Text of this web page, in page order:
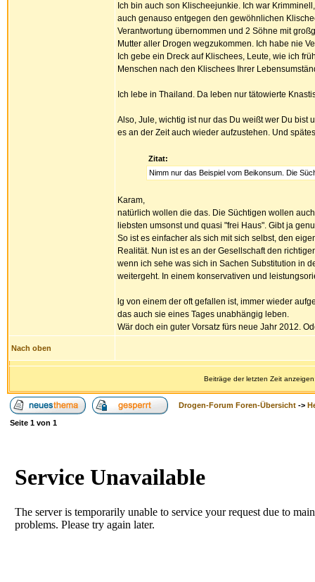
Ich bin auch son Klischeejunkie. Ich war
auch genauso entgegen den gewöhnlichen
Verantwortung übernommen und 2 Söhne mit
Mutter aller Drogen wegzukommen. Ich habe nie
Ich gebe ein Dreck auf Klischees, Leute, wie ich
Menschen nach den Klischees Ihrer
Ich lebe in Thailand. Da leben nur tätowierte
Also, Jule, wichtig ist nur das Du weißt wer Du bist
es an der Zeit auch wieder aufzustehen. Und
Zitat:
Nimm nur das Beispiel vom Beikonsum. Die
Karam,
natürlich wollen die das. Die Süchtigen wollen
liebsten umsonst und quasi "frei Haus". Gibt ja
So ist es einfacher als sich mit sich selbst, den
Realität. Nun ist es an der Gesellschaft den
wenn ich sehe was sich in Sachen Substitution in
weitergeht. In einem konservativen und
lg von einem der oft gefallen ist, immer wieder
das auch sie eines Tages unabhängig leben.
Wär doch ein guter Vorsatz fürs neue Jahr 2012.
Nach oben
Beiträge der letzten Zeit
Drogen-Forum Foren-Übersicht ->
Seite 1 von 1